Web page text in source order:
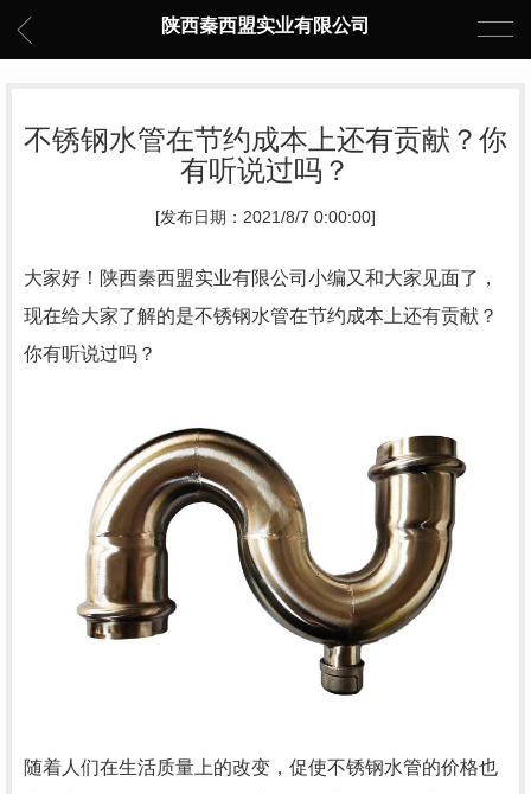
陕西秦西盟实业有限公司
不锈钢水管在节约成本上还有贡献？你
有听说过吗？
[发布日期：2021/8/7 0:00:00]
大家好！陕西秦西盟实业有限公司小编又和大家见面了，
现在给大家了解的是不锈钢水管在节约成本上还有贡献？
你有听说过吗？
随着人们在生活质量上的改变，促使不锈钢水管的价格也